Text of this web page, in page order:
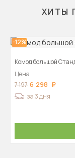
ХИТЫ
-12%
Комод большой
Цена
7 197 6 298
за 3 дня